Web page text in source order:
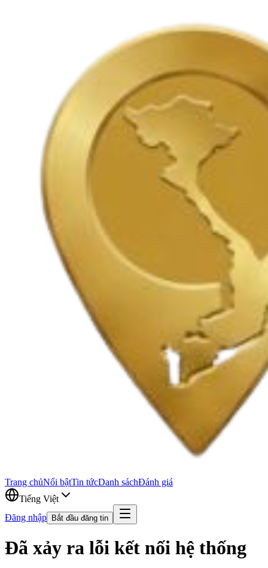
Trang chủNổi bậtTin tứcDanh sáchĐánh giá
Tiếng Việt
Đăng nhập
Bắt đầu đăng tin
Đã xảy ra lỗi kết nối hệ thống